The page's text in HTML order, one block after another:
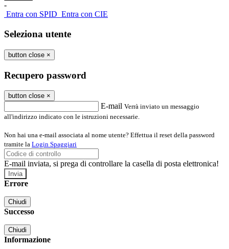
-
Entra con SPID Entra con CIE
Seleziona utente
button close ×
Recupero password
button close ×
E-mail Verrà inviato un messaggio
all'indirizzo indicato con le istruzioni necessarie.
Non hai una e-mail associata al nome utente? Effettua il reset della password
tramite la Login Spaggiari
E-mail inviata, si prega di controllare la casella di posta elettronica!
Errore
Chiudi
Successo
Chiudi
Informazione